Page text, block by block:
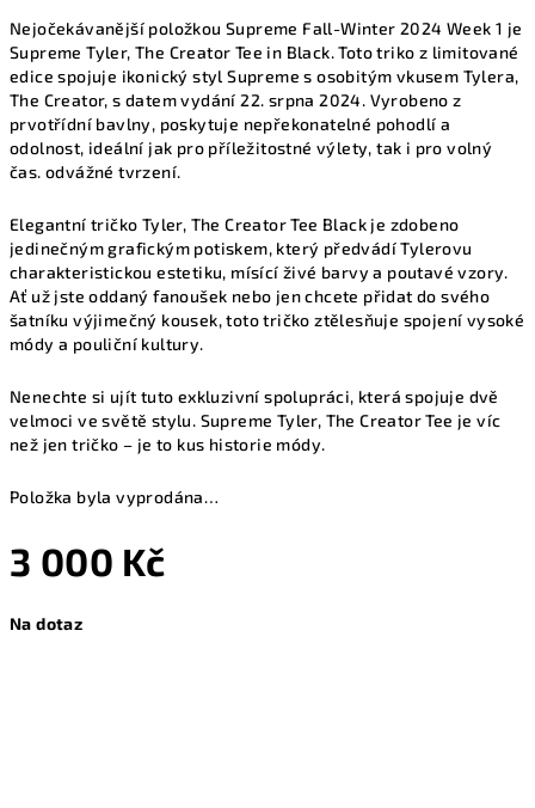
Nejočekávanější položkou Supreme Fall-Winter 2024 Week 1 je
Supreme Tyler, The Creator Tee in Black. Toto triko z limitované
edice spojuje ikonický styl Supreme s osobitým vkusem Tylera,
The Creator, s datem vydání 22. srpna 2024. Vyrobeno z
prvotřídní bavlny, poskytuje nepřekonatelné pohodlí a
odolnost, ideální jak pro příležitostné výlety, tak i pro volný
čas. odvážné tvrzení.
Elegantní tričko Tyler, The Creator Tee Black je zdobeno
jedinečným grafickým potiskem, který předvádí Tylerovu
charakteristickou estetiku, mísící živé barvy a poutavé vzory.
Ať už jste oddaný fanoušek nebo jen chcete přidat do svého
šatníku výjimečný kousek, toto tričko ztělesňuje spojení vysoké
módy a pouliční kultury.
Nenechte si ujít tuto exkluzivní spolupráci, která spojuje dvě
velmoci ve světě stylu. Supreme Tyler, The Creator Tee je víc
než jen tričko – je to kus historie módy.
Položka byla vyprodána…
3 000 Kč
cena:
Na dotaz